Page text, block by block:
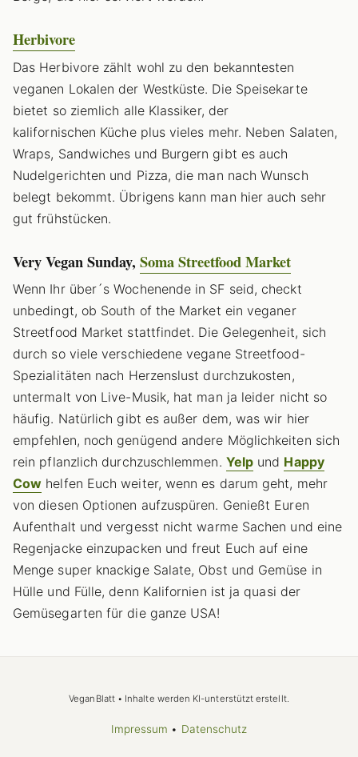
Herbivore
Das Herbivore zählt wohl zu den bekanntesten
veganen Lokalen der Westküste. Die Speisekarte
bietet so ziemlich alle Klassiker, der
kalifornischen Küche plus vieles mehr. Neben Salaten,
Wraps, Sandwiches und Burgern gibt es auch
Nudelgerichten und Pizza, die man nach Wunsch
belegt bekommt. Übrigens kann man hier auch sehr
gut frühstücken.
Very Vegan Sunday, Soma Streetfood Market
Wenn Ihr über´s Wochenende in SF seid, checkt
unbedingt, ob South of the Market ein veganer
Streetfood Market stattfindet. Die Gelegenheit, sich
durch so viele verschiedene vegane Streetfood-
Spezialitäten nach Herzenslust durchzukosten,
untermalt von Live-Musik, hat man ja leider nicht so
häufig. Natürlich gibt es außer dem, was wir hier
empfehlen, noch genügend andere Möglichkeiten sich
rein pflanzlich durchzuschlemmen. Yelp und Happy
Cow helfen Euch weiter, wenn es darum geht, mehr
von diesen Optionen aufzuspüren. Genießt Euren
Aufenthalt und vergesst nicht warme Sachen und eine
Regenjacke einzupacken und freut Euch auf eine
Menge super knackige Salate, Obst und Gemüse in
Hülle und Fülle, denn Kalifornien ist ja quasi der
Gemüsegarten für die ganze USA!
VeganBlatt • Inhalte werden KI-unterstützt erstellt.
Impressum • Datenschutz